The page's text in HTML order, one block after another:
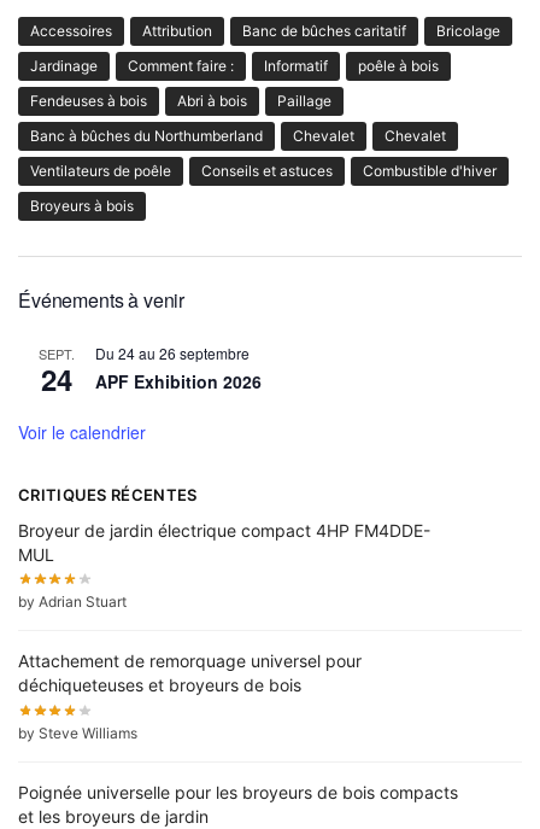
Accessoires Attribution Banc de bûches caritatif
Bricolage
Jardinage
Comment faire : Informatif
poêle à bois
Fendeuses à bois
Abri à bois
Paillage
Banc à bûches du Northumberland
Chevalet
Chevalet
Ventilateurs de poêle
Conseils et astuces
Combustible d'hiver
Broyeurs à bois
Événements à venir
SEPT.
24
Du 24au 26 septembre
APF Exhibition 2026
Voir le calendrier
CRITIQUES RÉCENTES
Broyeur de jardin électrique compact 4HP FM4DDE-
MUL
by Adrian Stuart
Attachement de remorquage universel pour
déchiqueteuses et broyeurs de bois
by Steve Williams
Poignée universelle pour les broyeurs de bois compacts
et les broyeurs de jardin